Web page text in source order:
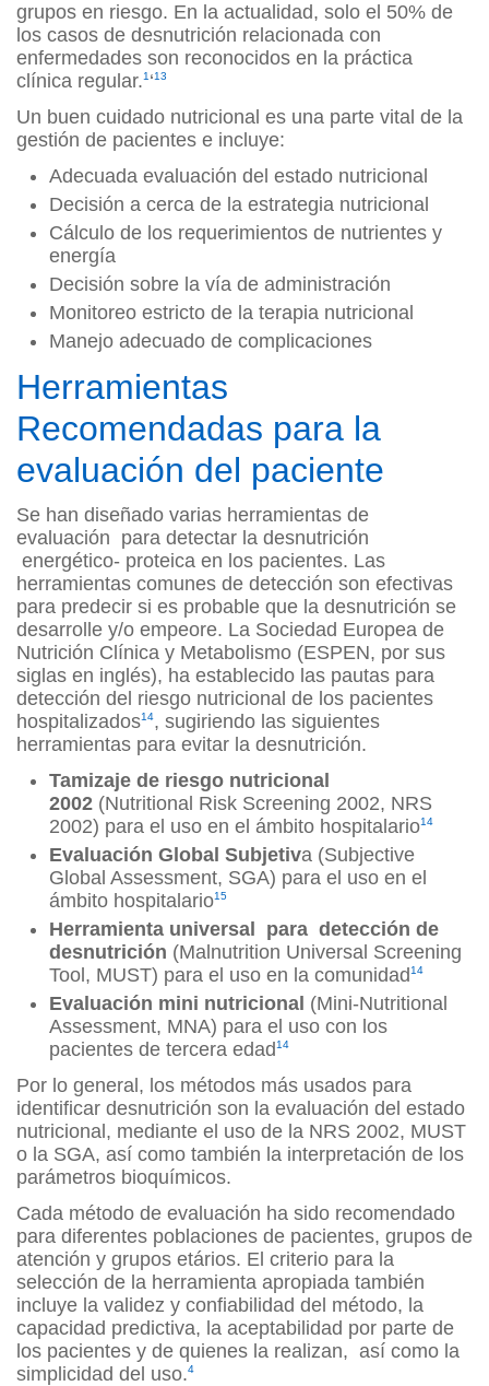
grupos en riesgo. En la actualidad, solo el 50% de
los casos de desnutrición relacionada con
enfermedades son reconocidos en la práctica
clínica regular.1‘13
Un buen cuidado nutricional es una parte vital de la
gestión de pacientes e incluye:
Adecuada evaluación del estado nutricional
Decisión a cerca de la estrategia nutricional
Cálculo de los requerimientos de nutrientes y
energía
Decisión sobre la vía de administración
Monitoreo estricto de la terapia nutricional
Manejo adecuado de complicaciones
Herramientas
Recomendadas para la
evaluación del paciente
Se han diseñado varias herramientas de
evaluación para detectar la desnutrición
energético- proteica en los pacientes. Las
herramientas comunes de detección son efectivas
para predecir si es probable que la desnutrición se
desarrolle y/o empeore. La Sociedad Europea de
Nutrición Clínica y Metabolismo (ESPEN, por sus
siglas en inglés), ha establecido las pautas para
detección del riesgo nutricional de los pacientes
hospitalizados14, sugiriendo las siguientes
herramientas para evitar la desnutrición.
Tamizaje de riesgo nutricional
2002 (Nutritional Risk Screening 2002, NRS
2002) para el uso en el ámbito hospitalario14
Evaluación Global Subjetiva (Subjective
Global Assessment, SGA) para el uso en el
ámbito hospitalario15
Herramienta universal para detección de
desnutrición (Malnutrition Universal Screening
Tool, MUST) para el uso en la comunidad14
Evaluación mini nutricional (Mini-Nutritional
Assessment, MNA) para el uso con los
pacientes de tercera edad14
Por lo general, los métodos más usados para
identificar desnutrición son la evaluación del estado
nutricional, mediante el uso de la NRS 2002, MUST
o la SGA, así como también la interpretación de los
parámetros bioquímicos.
Cada método de evaluación ha sido recomendado
para diferentes poblaciones de pacientes, grupos de
atención y grupos etários. El criterio para la
selección de la herramienta apropiada también
incluye la validez y confiabilidad del método, la
capacidad predictiva, la aceptabilidad por parte de
los pacientes y de quienes la realizan, así como la
simplicidad del uso.4